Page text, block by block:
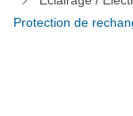
Protection de